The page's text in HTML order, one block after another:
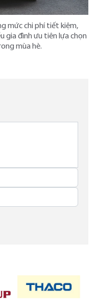
mức chi phí tiết kiệm,
gia đình ưu tiên lựa chọn
mùa hè.